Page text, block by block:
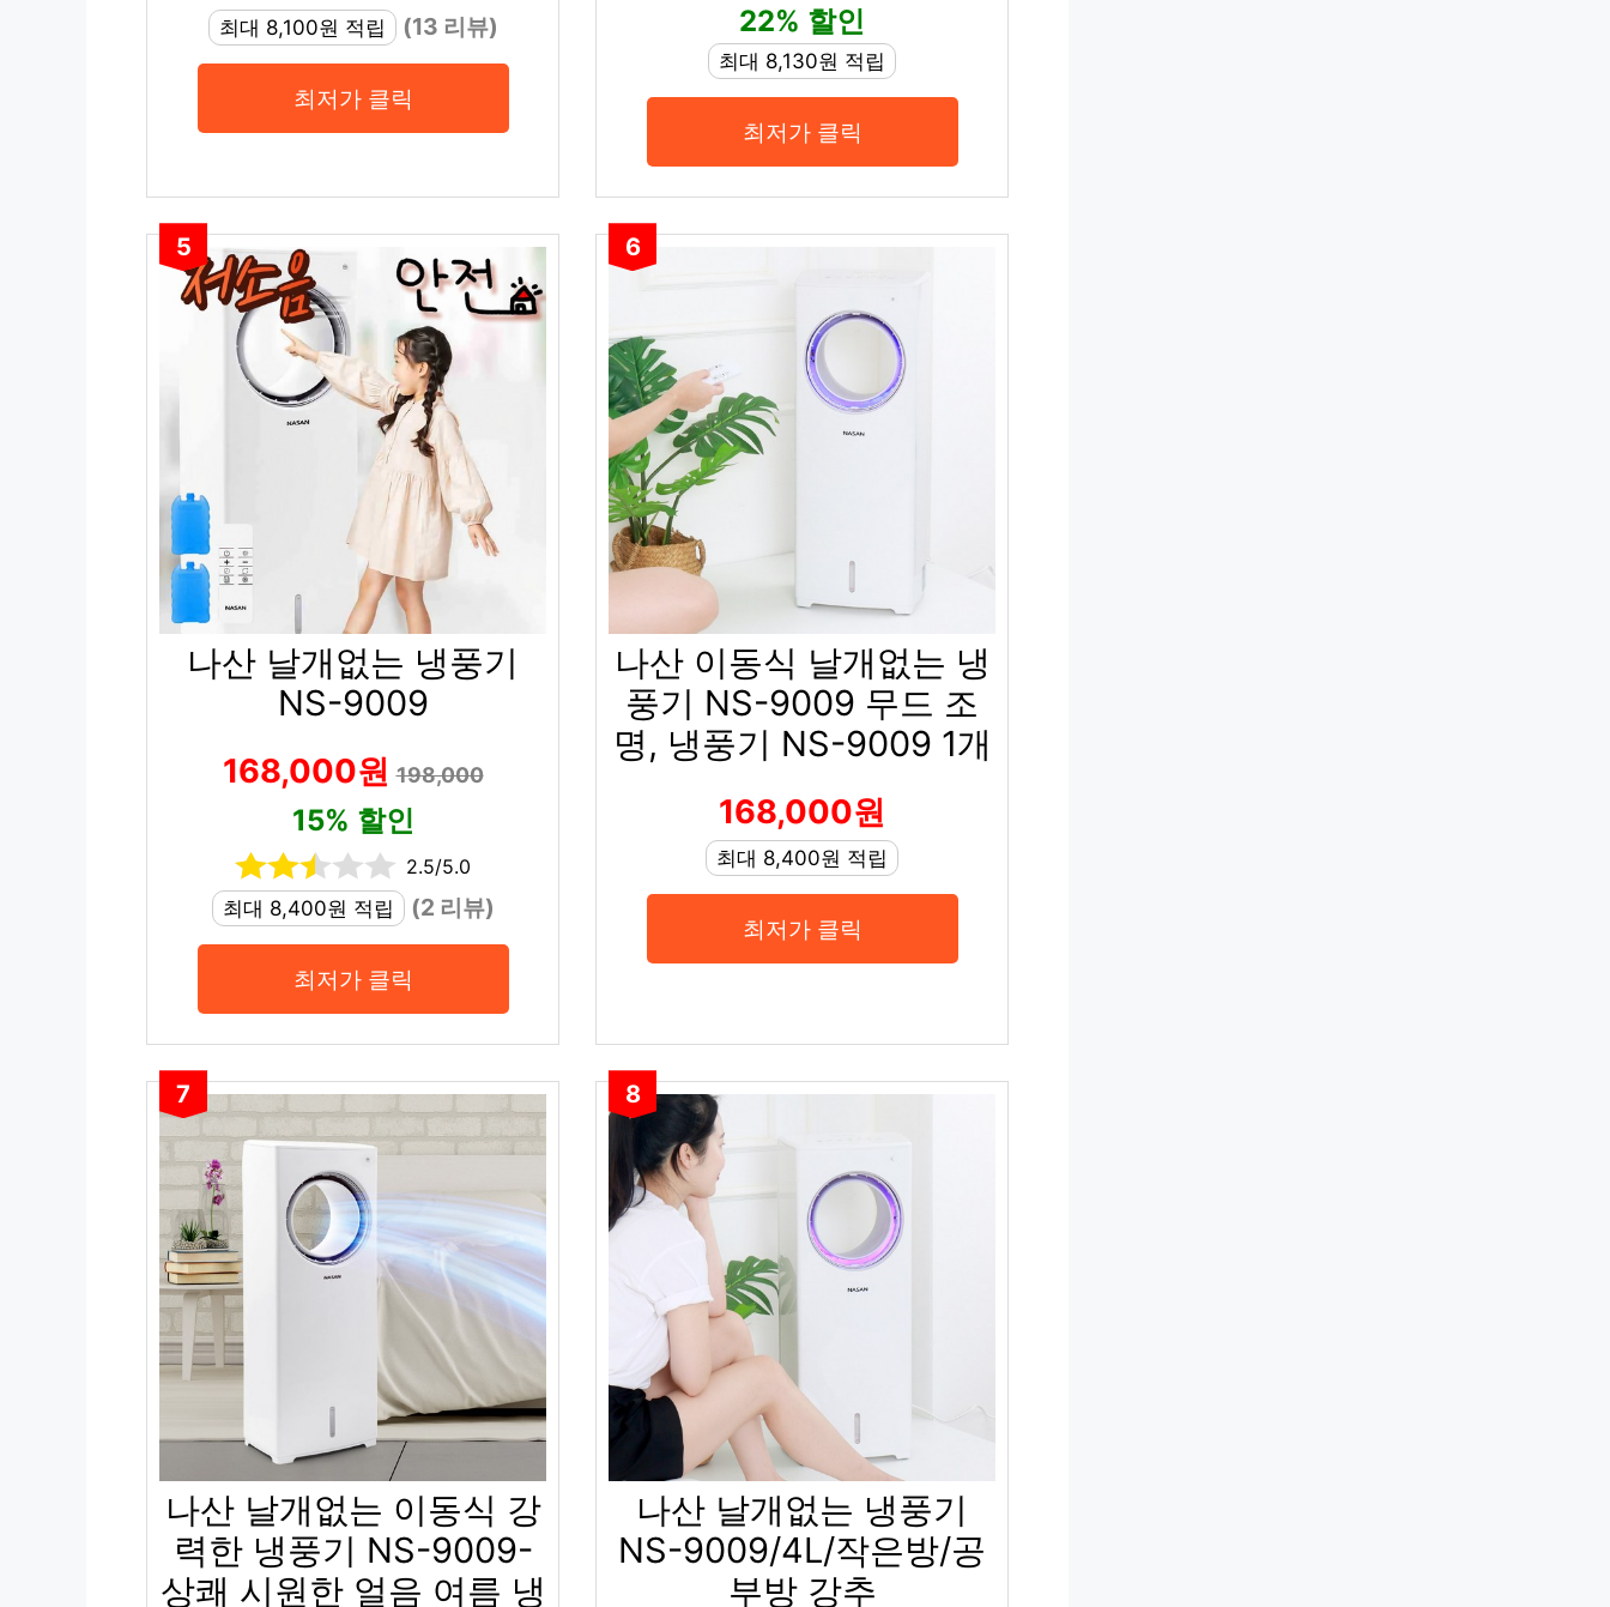
최대 8,100원 적립
(13 리뷰)
최저가 클릭
22% 할인
최대 8,130원 적립
최저가 클릭
5
나산 날개없는 냉풍기
NS-9009
168,000원198,000
15% 할인
2.5/5.0
최대 8,400원 적립
(2 리뷰)
최저가 클릭
6
나산 이동식 날개없는 냉
풍기 NS-9009 무드 조
명, 냉풍기 NS-9009 1개
168,000원
최대 8,400원 적립
최저가 클릭
7
나산 날개없는 이동식 강
력한 냉풍기 NS-9009-
상쾌 시원한 얼음 여름 냉
8
나산 날개없는 냉풍기
NS-9009/4L/작은방/공
부방 강추